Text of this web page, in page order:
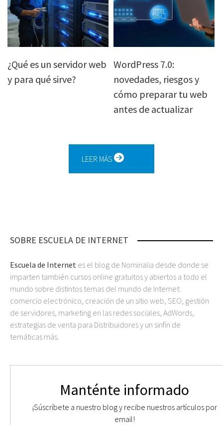
¿Qué es un servidor web
y para qué sirve?
WordPress 7.0:
novedades, riesgos y
cómo preparar tu web
antes de actualizar
LEER MÁS
SOBRE ESCUELA DE INTERNET
Escuela de Internet es el blog de Nominalia desde donde se
imparten también cursos online gratuitos y abiertos a todo el
mundo sobre distintos temas del mundo de Internet:
comercio electrónico, creación de un sitio web, SEO, gestión
de servidores, marketing en las redes sociales, AdWords,
estrategias de venta para Distribuidores y un sinfín de
temáticas más.
Manténte informado
¡Súscríbete a nuestro blog y recibe nuestros artículos por
email!